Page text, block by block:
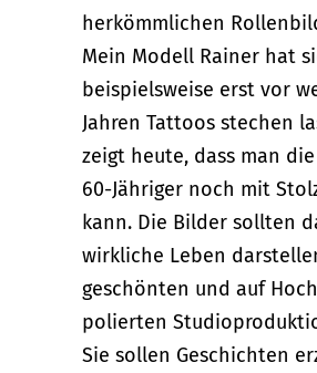
herkömmlichen
Mein Modell Rainer hat
beispielsweise erst vor
Jahren Tattoos stechen
zeigt heute, dass man
60-Jähriger noch mit
kann. Die Bilder sollten
wirkliche Leben
geschönten und auf
polierten
Sie sollen Geschichten